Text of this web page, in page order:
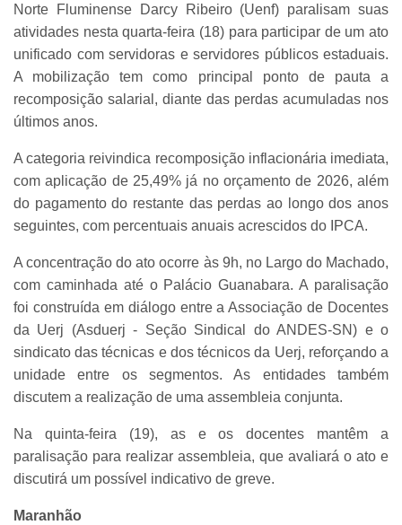
Norte Fluminense Darcy Ribeiro (Uenf) paralisam suas
atividades nesta quarta-feira (18) para participar de um ato
unificado com servidoras e servidores públicos estaduais.
A mobilização tem como principal ponto de pauta a
recomposição salarial, diante das perdas acumuladas nos
últimos anos.
A categoria reivindica recomposição inflacionária imediata,
com aplicação de 25,49% já no orçamento de 2026, além
do pagamento do restante das perdas ao longo dos anos
seguintes, com percentuais anuais acrescidos do IPCA.
A concentração do ato ocorre às 9h, no Largo do Machado,
com caminhada até o Palácio Guanabara. A paralisação
foi construída em diálogo entre a Associação de Docentes
da Uerj (Asduerj - Seção Sindical do ANDES-SN) e o
sindicato das técnicas e dos técnicos da Uerj, reforçando a
unidade entre os segmentos. As entidades também
discutem a realização de uma assembleia conjunta.
Na quinta-feira (19), as e os docentes mantêm a
paralisação para realizar assembleia, que avaliará o ato e
discutirá um possível indicativo de greve.
Maranhão